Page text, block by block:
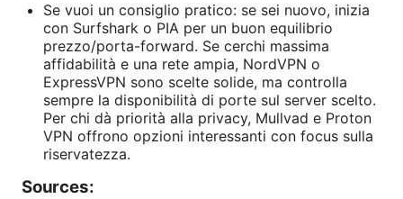
Se vuoi un consiglio pratico: se sei nuovo, inizia
con Surfshark o PIA per un buon equilibrio
prezzo/porta-forward. Se cerchi massima
affidabilità e una rete ampia, NordVPN o
ExpressVPN sono scelte solide, ma controlla
sempre la disponibilità di porte sul server scelto.
Per chi dà priorità alla privacy, Mullvad e Proton
VPN offrono opzioni interessanti con focus sulla
riservatezza.
Sources: